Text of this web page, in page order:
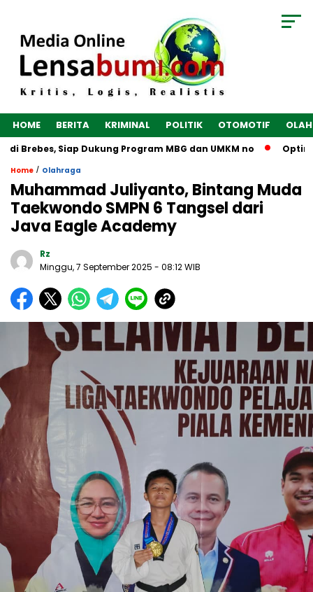
HOME BERITA KRIMINAL POLITIK OTOMOTIF
Siap Dukung Program MBG dan UMKM no
Home / Olahraga
Muhammad Juliyanto, Bintang Muda
Taekwondo SMPN 6 Tangsel dari
Java Eagle Academy
Rz
Minggu, 7 September 2025 - 08:12 WIB